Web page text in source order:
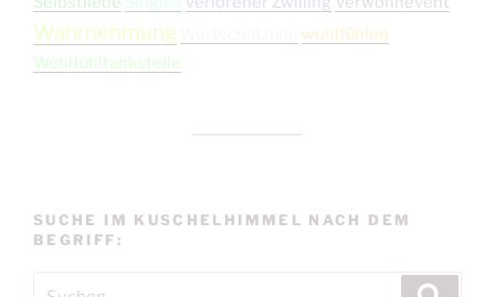
Wahrnehmung
wohlfühlen
Wohlfühltankstelle
SUCHE IM KUSCHELHIMMEL NACH DEM
BEGRIFF: